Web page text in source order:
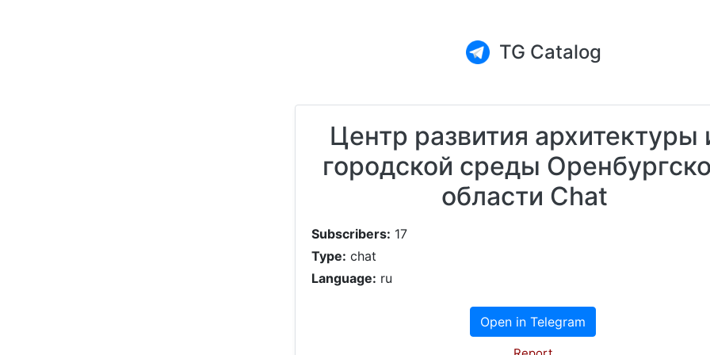
TG Catalog
Центр развития архитектуры
городской среды
области Chat
Subscribers: 17
Type: chat
Language: ru
Open in Telegram